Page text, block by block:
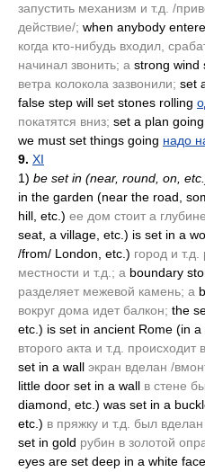
запустить механизм и т.д. /
действие/; when anybody
когда кто-нибудь входил,
начинал звонить; а strong wind
ветра колокола зазвонили; set
false step will set stones rolling
покатятся вниз; set a plan going
we must set things going надо
9. XI
1) be set in (near, round, on,
in the garden (near the road,
hill, etc.) ее дом стоит а
seat, a village, etc.) is set in a
/from/ London, etc.) город и
местности и т.д.; а boundary
разделяет межевой камень; а
вокруг дома идет балкон; the
etc.) is set in ancient Rome (in a
второго акта и т.д.
set in a wall экран вделан /
little door set in a wall в стене
diamond, etc.) was set in a
etc.) в пряжку и т.д. был
set in gold рубин в золотой
eyes are set deep in a white face